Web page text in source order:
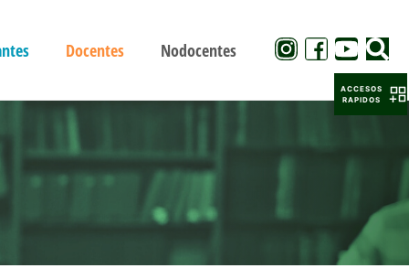
Docentes Nodocentes
ACCESOS
RAPIDOS